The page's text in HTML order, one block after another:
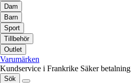
Dam
Barn
Sport
Tillbehör
Outlet
Varumärken
Kundservice i Frankrike Säker betalning
Sök